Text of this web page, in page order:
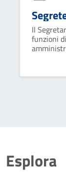
Il
funzioni
Esplora